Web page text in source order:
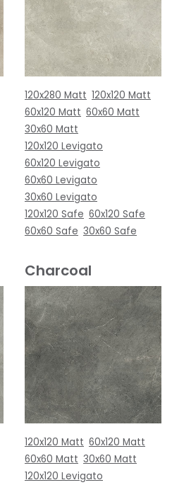
120x280 Matt 120x120 Matt
60x120 Matt 60x60 Matt
30x60 Matt
120x120 Levigato
60x120 Levigato
60x60 Levigato
30x60 Levigato
120x120 Safe 60x120 Safe
60x60 Safe 30x60 Safe
Charcoal
120x120 Matt 60x120 Matt
60x60 Matt 30x60 Matt
120x120 Levigato